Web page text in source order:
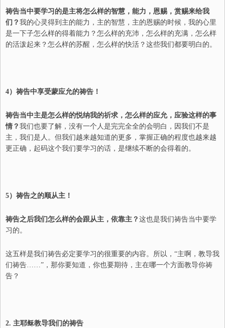
祷告当中要学习的是主将怎么样的智慧，能力，恩赐，赏赐来给我
们？ 我的心灵得到主的能力，主的智慧，主的恩赐的时候，我的心里
是一下子怎么样的得着能力？怎么样的充沛，怎么样的充满，怎么样
的活泼起来？怎么样的苏醒，怎么样的快活？这些我们都要明白的。
4）祷告中享受蒙应允的祷告！
祷告当中主是怎么样的悦纳我的祈求，怎么样的应允，应验这样的事
情？ 我们也要了解，没有一个人是完完全全的会明白，因我们不是
主，我们是人。但我们越来越知道的更多，掌握正确的程度也越来越
更正确，起码这个我们要学习的话，是继续不断的会得着的。
5）祷告之的顺从主！
祷告之后我们怎么样的会跟从主，依靠主？ 这也是我们祷告当中要学
习的。
这五样是我们祷告必定要学习的很重要的内容。所以，“主啊，教导我
们祷告……”，那你要知道，你也要期待，主在哪一个方面教导你祷
告？
2. 主耶稣教导我们的祷告